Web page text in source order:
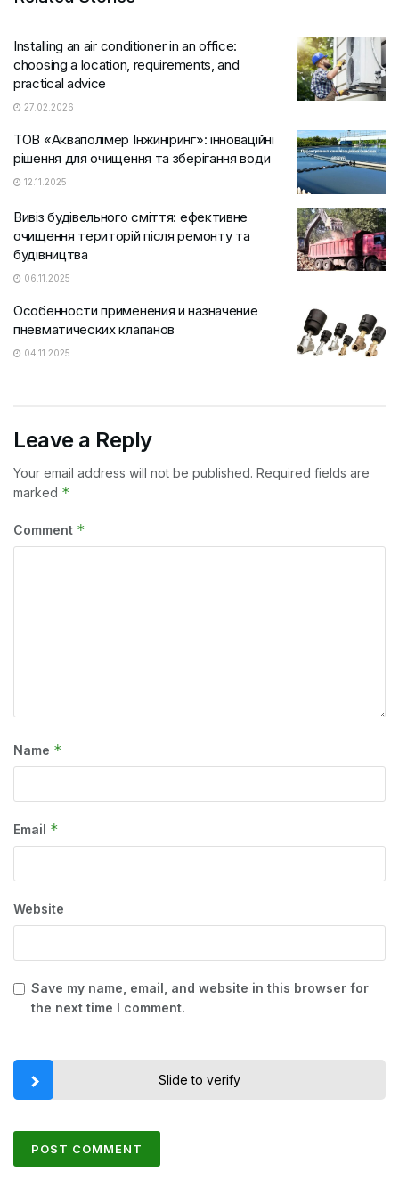
Installing an air conditioner in an office:
choosing a location, requirements, and
practical advice
27.02.2026
ТОВ «Акваполімер Інжиніринг»: інноваційні
рішення для очищення та зберігання води
12.11.2025
Вивіз будівельного сміття: ефективне
очищення територій після ремонту та
будівництва
06.11.2025
Особенности применения и назначение
пневматических клапанов
04.11.2025
Leave a Reply
Your email address will not be published. Required fields are
marked *
Comment *
Name *
Email *
Website
Save my name, email, and website in this browser for
the next time I comment.
Slide to verify